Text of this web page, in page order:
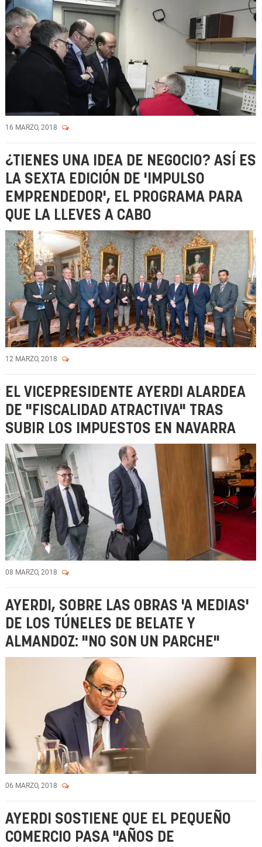
16 MARZO, 2018
¿TIENES UNA IDEA DE NEGOCIO? ASÍ ES
LA SEXTA EDICIÓN DE 'IMPULSO
EMPRENDEDOR', EL PROGRAMA PARA
QUE LA LLEVES A CABO
12 MARZO, 2018
EL VICEPRESIDENTE AYERDI ALARDEA
DE "FISCALIDAD ATRACTIVA" TRAS
SUBIR LOS IMPUESTOS EN NAVARRA
08 MARZO, 2018
AYERDI, SOBRE LAS OBRAS 'A MEDIAS'
DE LOS TÚNELES DE BELATE Y
ALMANDOZ: "NO SON UN PARCHE"
06 MARZO, 2018
AYERDI SOSTIENE QUE EL PEQUEÑO
COMERCIO PASA "AÑOS DE